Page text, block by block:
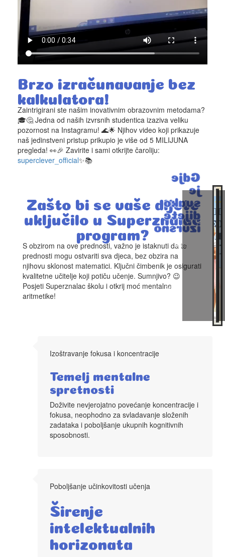
Brzo izračunavanje bez
kalkulatora!
Zaintrigirani ste našim inovativnim obrazovnim metodama?
🎓🤔 Jedna od naših izvrsnih studentica izaziva veliku
pozornost na Instagramu! 🌊🌟 Njihov video koji prikazuje
naš jedinstveni pristup prikupio je više od 5 MILIJUNA
pregleda! 👀🎉 Zavirite i sami otkrijte čaroliju:
superclever_official✨📚
Zašto bi se vaše dijete
uključilo u Superznalac
program?
S obzirom na ove prednosti, važno je istaknuti da te
prednosti mogu ostvariti sva djeca, bez obzira na
njihovu sklonost matematici. Ključni čimbenik je osigurati
kvalitetne učitelje koji potiču učenje. Sumnjivo? 😉
Posjeti Superznalac školu i otkrij moć mentalne
aritmetike!
Gdje
je
svako
dijete
izvrsno
Pridružite
se
u
Superznalac
moć
Izoštravanje fokusa i koncentracije
Temelj mentalne
spretnosti
Doživite nevjerojatno povećanje koncentracije i
fokusa, neophodno za svladavanje složenih
zadataka i poboljšanje ukupnih kognitivnih
sposobnosti.
Poboljšanje učinkovitosti učenja
Širenje
intelektualnih
horizonata